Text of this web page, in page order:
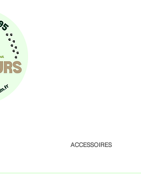
ACCESSOIRES